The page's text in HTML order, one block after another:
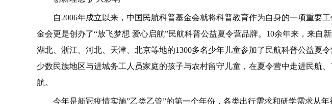
自2006年成立以来，中国民航科普基金会就将科普教育作为自身的一项重要
金会更是创办了“放飞梦想 爱心启航”民航科普公益夏令营品牌。10余年来，来自
湖北、浙江、河北、天津、北京等地的1300多名少年儿童参加了民航科普公益夏令
少数民族地区与进城务工人员家庭的孩子与农村留守儿童，在夏令营中走进民航
航。
今年是新冠疫情实施”乙类乙管”的第一个年份，各类出行需求和研学需求从